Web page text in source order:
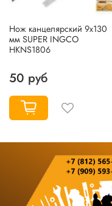
Нож канцелярский 9х130
мм SUPER INGCO
HKNS1806
50 руб